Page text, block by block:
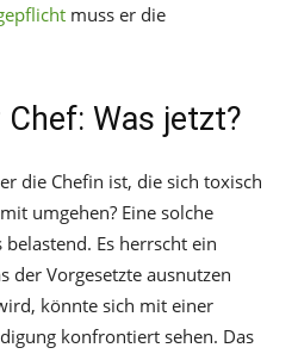
muss er die
Was jetzt?
die Chefin ist, die sich toxisch
umgehen? Eine solche
Es herrscht ein
der Vorgesetzte ausnutzen
könnte sich mit einer
konfrontiert sehen. Das